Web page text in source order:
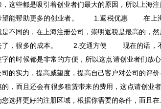
，这些都是吸引着创业者们最大的原因，所以上海
望能帮助更多的创业者。 1.返税优惠 在上海成
是不同的，在上海注册公司，崇明返税是最高的，
了，很多的成本。 2.交通方便 现在的话，不管
字的时候都是非常的方便，所以这点请创业者
司的实力，提高威望度，提高自己客户对公司的评
的，而且还会有很多租赁带来的费用，这点请创
您选择更好的注册区域，根据你需要的条件，而且